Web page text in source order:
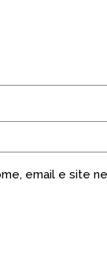
email e site